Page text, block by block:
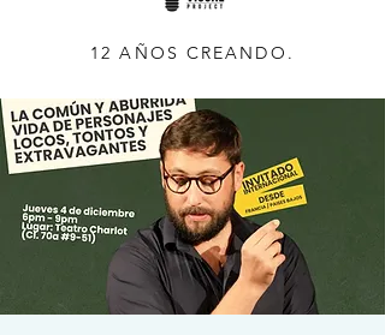
12 AÑOS CREANDO.